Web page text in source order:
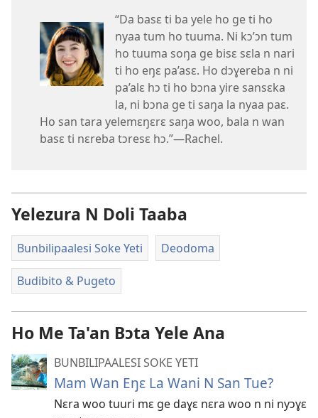
“Da basɛ ti ba yele ho ge ti ho
nyaa tum ho tuuma. Ni kɔ’ɔn tum
ho tuuma soŋa ge bisɛ sɛla n nari
ti ho eŋɛ pa’asɛ. Ho dɔɣereba n ni
pa’alɛ hɔ ti ho bɔna yire sansɛka
la, ni bɔna ge ti saŋa la nyaa paɛ.
Ho san tara yelemɛŋɛrɛ saŋa woo, bala n wan
basɛ ti nɛreba tɔresɛ hɔ.”​—Rachel.
Yelezura N Doli Taaba
Bunbilipaalesi Soke Yeti Deodoma
Budibito & Pugeto
Ho Me Ta'an Bɔta Yele Ana
BUNBILIPAALESI SOKE YETI
Mam Wan Eŋɛ La Wani N San Tue?
Nɛra woo tuuri mɛ ge daɣɛ nɛra woo n ni nyɔɣɛ